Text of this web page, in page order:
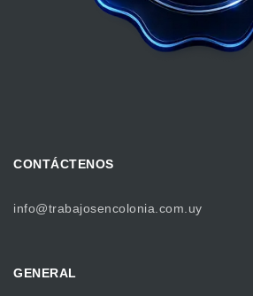
CONTÁCTENOS
info@trabajosencolonia.com.uy
GENERAL